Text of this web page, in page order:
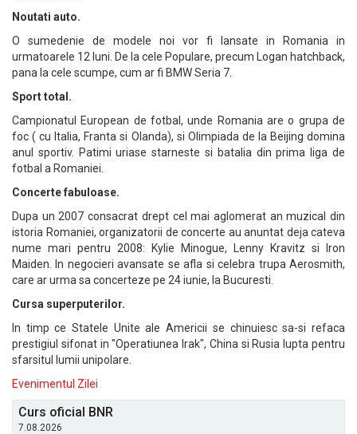
Noutati auto.
O sumedenie de modele noi vor fi lansate in Romania in
urmatoarele 12 luni. De la cele Populare, precum Logan hatchback,
pana la cele scumpe, cum ar fi BMW Seria 7.
Sport total.
Campionatul European de fotbal, unde Romania are o grupa de
foc ( cu Italia, Franta si Olanda), si Olimpiada de la Beijing domina
anul sportiv. Patimi uriase starneste si batalia din prima liga de
fotbal a Romaniei.
Concerte fabuloase.
Dupa un 2007 consacrat drept cel mai aglomerat an muzical din
istoria Romaniei, organizatorii de concerte au anuntat deja cateva
nume mari pentru 2008: Kylie Minogue, Lenny Kravitz si Iron
Maiden. In negocieri avansate se afla si celebra trupa Aerosmith,
care ar urma sa concerteze pe 24 iunie, la Bucuresti.
Cursa superputerilor.
In timp ce Statele Unite ale Americii se chinuiesc sa-si refaca
prestigiul sifonat in "Operatiunea Irak", China si Rusia lupta pentru
sfarsitul lumii unipolare.
Evenimentul Zilei
Curs oficial BNR
7.08.2026